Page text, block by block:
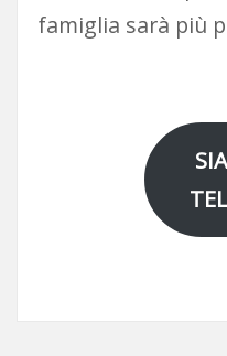
famiglia sarà più